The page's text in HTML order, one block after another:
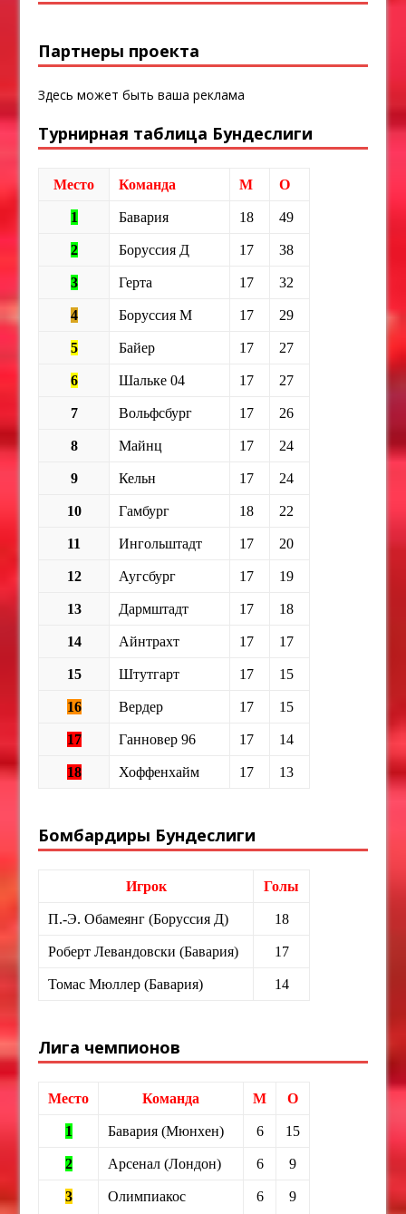
Партнеры проекта
Здесь может быть ваша реклама
Турнирная таблица Бундеслиги
Место Команда М О
1 Бавария 18 49
2 Боруссия Д 17 38
3 Герта 17 32
4 Боруссия М 17 29
5 Байер 17 27
6 Шальке 04 17 27
7 Вольфсбург 17 26
8 Майнц 17 24
9 Кельн 17 24
10 Гамбург 18 22
11 Ингольштадт 17 20
12 Аугсбург 17 19
13 Дармштадт 17 18
14 Айнтрахт 17 17
15 Штутгарт 17 15
16 Вердер 17 15
17 Ганновер 96 17 14
18 Хоффенхайм 17 13
Бомбардиры Бундеслиги
Игрок Голы
П.-Э. Обамеянг (Боруссия Д) 18
Роберт Левандовски (Бавария) 17
Томас Мюллер (Бавария) 14
Лига чемпионов
Место Команда М О
1 Бавария (Мюнхен) 6 15
2 Арсенал (Лондон) 6 9
3
Олимпиакос
6 9